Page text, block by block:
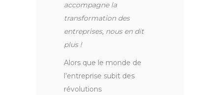
accompagne la
transformation des
entreprises, nous en dit
plus !
Alors que le monde de
l’entreprise subit des
révolutions